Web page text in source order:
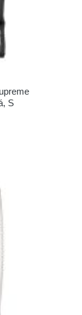
S